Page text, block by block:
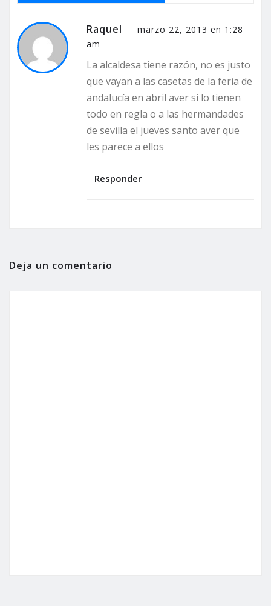
Raquel
marzo 22, 2013 en 1:28
am
La alcaldesa tiene razón, no es justo
que vayan a las casetas de la feria de
andalucía en abril aver si lo tienen
todo en regla o a las hermandades
de sevilla el jueves santo aver que
les parece a ellos
Responder
Deja un comentario